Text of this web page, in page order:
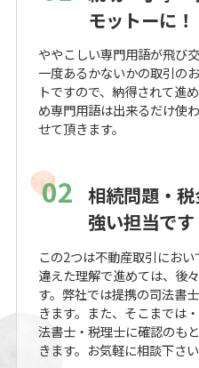
モットーに！
ややこしい専門用語が飛び
一度あるかないかの取引の
トですので、納得されて進
め専門用語は出来るだけ使
せて頂きます。
02 相続問題・
強い担当です
この2つは不動産取引にお
違えた理解で進めては、後
す。弊社では提携の司法書
きます。また、そこまでは
法書士・税理士に確認のも
きます。お気軽に相談下さい